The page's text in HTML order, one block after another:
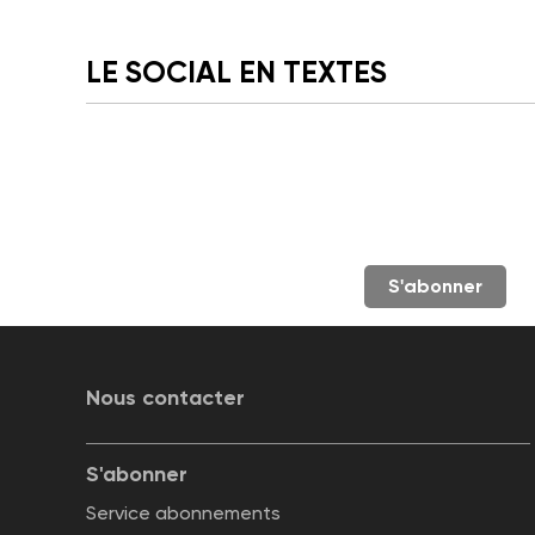
LE SOCIAL EN TEXTES
S'abonner
Nous contacter
S'abonner
Service abonnements